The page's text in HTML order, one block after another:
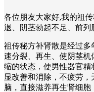
各位朋友大家好,我的祖
退、阴茎勃起不足、前列
祖传秘方补肾散是经过
速分裂、再生、使阴茎
缩的状态，使男性器官
显改善和消除，不疲劳
脑，直接滋养再生肾细